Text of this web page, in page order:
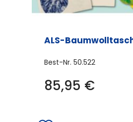
ALS-
Best-Nr. 50.522
85,95 €